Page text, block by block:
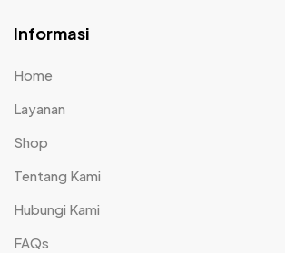
Informasi
Home
Layanan
Shop
Tentang Kami
Hubungi Kami
FAQs